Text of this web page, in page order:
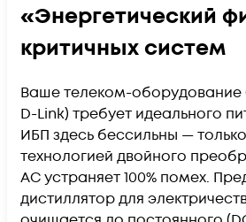
«Энергетический
критичных систем
Ваше телеком-оборудование
D-Link) требует идеального
ИБП здесь бессильны —
технологией двойного
AC устраняет 100% помех.
дистиллятор для